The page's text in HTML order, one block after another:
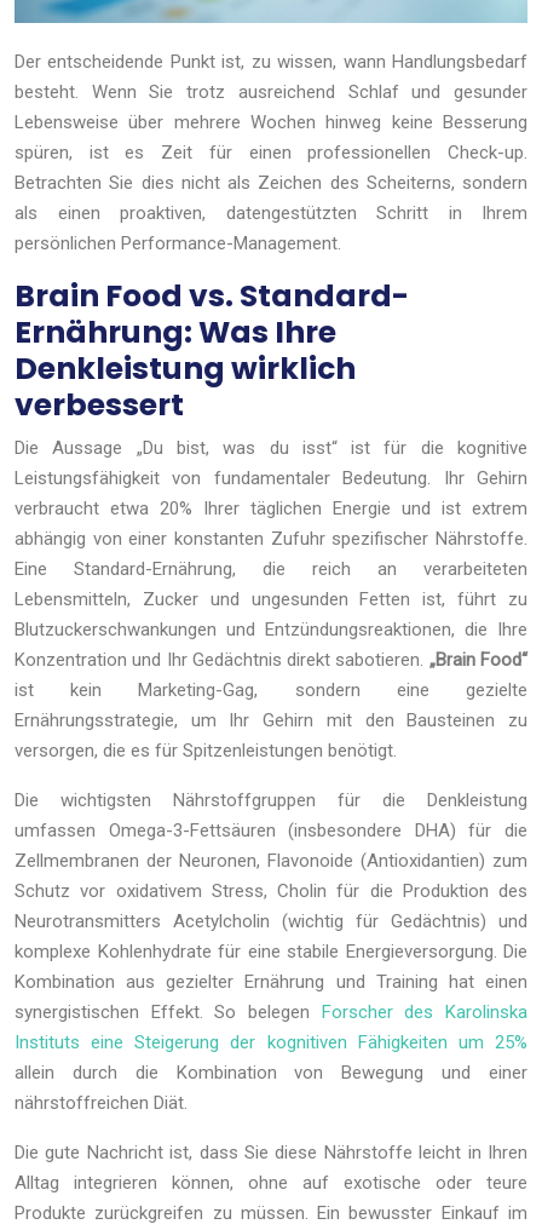
Der entscheidende Punkt ist, zu wissen, wann Handlungsbedarf
besteht. Wenn Sie trotz ausreichend Schlaf und gesunder
Lebensweise über mehrere Wochen hinweg keine Besserung
spüren, ist es Zeit für einen professionellen Check-up.
Betrachten Sie dies nicht als Zeichen des Scheiterns, sondern
als einen proaktiven, datengestützten Schritt in Ihrem
persönlichen Performance-Management.
Brain Food vs. Standard-
Ernährung: Was Ihre
Denkleistung wirklich
verbessert
Die Aussage „Du bist, was du isst“ ist für die kognitive
Leistungsfähigkeit von fundamentaler Bedeutung. Ihr Gehirn
verbraucht etwa 20% Ihrer täglichen Energie und ist extrem
abhängig von einer konstanten Zufuhr spezifischer Nährstoffe.
Eine Standard-Ernährung, die reich an verarbeiteten
Lebensmitteln, Zucker und ungesunden Fetten ist, führt zu
Blutzuckerschwankungen und Entzündungsreaktionen, die Ihre
Konzentration und Ihr Gedächtnis direkt sabotieren. „Brain Food“
ist kein Marketing-Gag, sondern eine gezielte
Ernährungsstrategie, um Ihr Gehirn mit den Bausteinen zu
versorgen, die es für Spitzenleistungen benötigt.
Die wichtigsten Nährstoffgruppen für die Denkleistung
umfassen Omega-3-Fettsäuren (insbesondere DHA) für die
Zellmembranen der Neuronen, Flavonoide (Antioxidantien) zum
Schutz vor oxidativem Stress, Cholin für die Produktion des
Neurotransmitters Acetylcholin (wichtig für Gedächtnis) und
komplexe Kohlenhydrate für eine stabile Energieversorgung. Die
Kombination aus gezielter Ernährung und Training hat einen
synergistischen Effekt. So belegen Forscher des Karolinska
Instituts eine Steigerung der kognitiven Fähigkeiten um 25%
allein durch die Kombination von Bewegung und einer
nährstoffreichen Diät.
Die gute Nachricht ist, dass Sie diese Nährstoffe leicht in Ihren
Alltag integrieren können, ohne auf exotische oder teure
Produkte zurückgreifen zu müssen. Ein bewusster Einkauf im